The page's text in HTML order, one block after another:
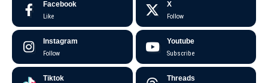
Facebook
Like
X
Follow
Instagram
Follow
Youtube
Subscribe
Tiktok Threads